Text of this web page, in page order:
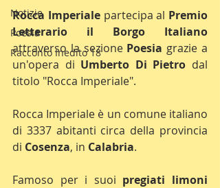
Notizie
Poesia
Racconto Inedito 18
Rocca Imperiale partecipa al Premio
Letterario il Borgo Italiano
attraverso la sezione Poesia grazie a
un'opera di Umberto Di Pietro dal
titolo "Rocca Imperiale".
Rocca Imperiale è un comune italiano
di 3337 abitanti circa della provincia
di Cosenza, in Calabria.
Famoso per i suoi pregiati limoni